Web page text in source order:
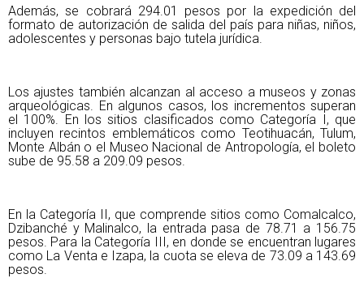
Además, se cobrará 294.01 pesos por la expedición del
formato de autorización de salida del país para niñas, niños,
adolescentes y personas bajo tutela jurídica.
Los ajustes también alcanzan al acceso a museos y zonas
arqueológicas. En algunos casos, los incrementos superan
el 100%. En los sitios clasificados como Categoría I, que
incluyen recintos emblemáticos como Teotihuacán, Tulum,
Monte Albán o el Museo Nacional de Antropología, el boleto
sube de 95.58 a 209.09 pesos.
En la Categoría II, que comprende sitios como Comalcalco,
Dzibanché y Malinalco, la entrada pasa de 78.71 a 156.75
pesos. Para la Categoría III, en donde se encuentran lugares
como La Venta e Izapa, la cuota se eleva de 73.09 a 143.69
pesos.